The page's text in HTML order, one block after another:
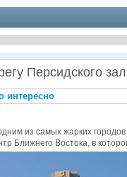
Персидского
интересно
из самых жарких
Ближнего Востока, в